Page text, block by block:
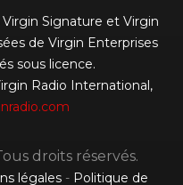
Signature et Virgin
de Virgin Enterprises
sous licence.
Radio International,
droits réservés.
légales - Politique de